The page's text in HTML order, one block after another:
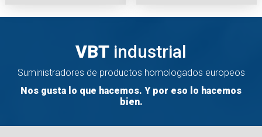
VBT industrial
Suministradores de productos homologados europeos
Nos gusta lo que hacemos. Y por eso lo hacemos
bien.